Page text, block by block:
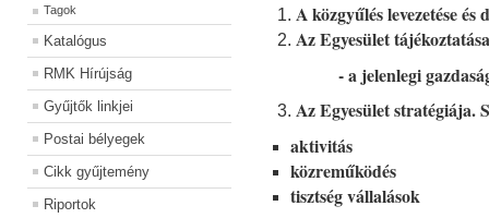
Tagok
Katalógus
RMK Hírújság
Gyűjtők linkjei
Postai bélyegek
Cikk gyűjtemény
Riportok
A közgyűlés levezetése és
Az Egyesület
- a jelenlegi gazdasági
Az Egyesület stratégiája.
aktivitás
közreműködés
tisztség vállalások